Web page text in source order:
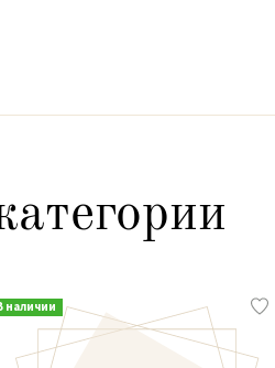
наличии